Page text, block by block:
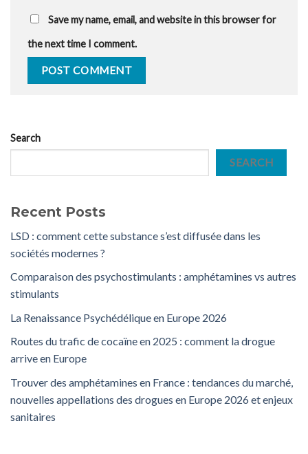
Save my name, email, and website in this browser for
the next time I comment.
Search
SEARCH
Recent Posts
LSD : comment cette substance s’est diffusée dans les
sociétés modernes ?
Comparaison des psychostimulants : amphétamines vs autres
stimulants
La Renaissance Psychédélique en Europe 2026
Routes du trafic de cocaïne en 2025 : comment la drogue
arrive en Europe
Trouver des amphétamines en France : tendances du marché,
nouvelles appellations des drogues en Europe 2026 et enjeux
sanitaires